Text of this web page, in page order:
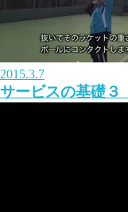
2015.3.7
サービスの基礎